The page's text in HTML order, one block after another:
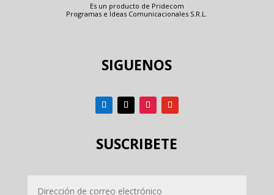
Es un producto de Pridecom
Programas e Ideas Comunicacionales S.R.L.
SIGUENOS
SUSCRIBETE